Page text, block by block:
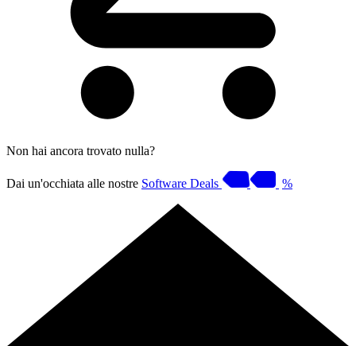
Non hai ancora trovato nulla?
Dai un'occhiata alle nostre Software Deals %